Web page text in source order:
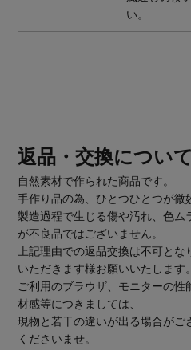
い。
返品・交換につい
自然素材で作られた商品です。
手作り品の為、ひとつひとつが微
製造過程で生じる傷や汚れ、色ム
が不良品ではございません。
上記理由での返品交換は不可と
いただきます様お願いいたします。
ご利用のブラウザ、モニターの
材感等につきましては、
現物と若干の違いが出る場合がご
くださいませ。